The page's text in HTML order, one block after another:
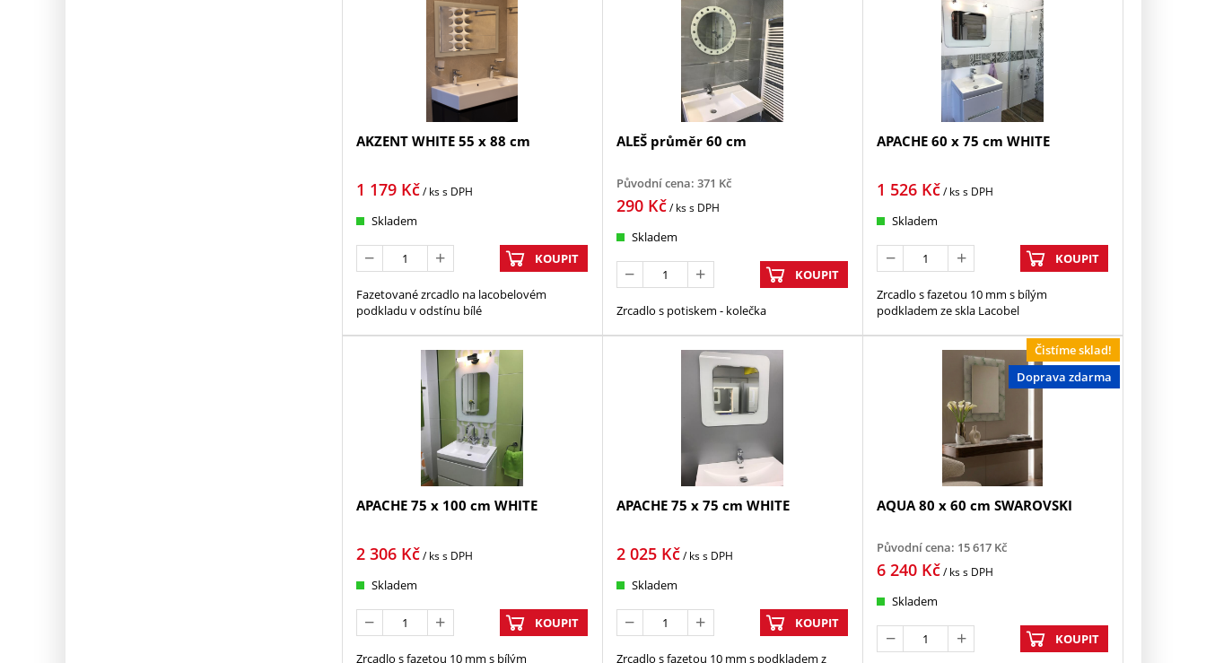
AKZENT WHITE 55 x 88 cm
1 179Kč/ kss DPH
Skladem
KOUPIT
Fazetované zrcadlo na lacobelovém
podkladu v odstínu bílé
ALEŠ průměr 60 cm
Původní cena: 371 Kč
290Kč/ kss DPH
Skladem
KOUPIT
Zrcadlo s potiskem - kolečka
APACHE 60 x 75 cm WHITE
1 526 Kč/ kss DPH
Skladem
KOUPIT
Zrcadlo s fazetou 10 mm s bílým
podkladem ze skla Lacobel
APACHE 75 x 100 cm WHITE
2 306Kč/ kss DPH
Skladem
KOUPIT
Zrcadlo s fazetou 10 mm s bílým
APACHE 75 x 75 cm WHITE
2 025Kč/ kss DPH
Skladem
KOUPIT
Zrcadlo s fazetou 10 mm s podkladem z
Čistíme sklad!
Doprava zdarma
AQUA 80 x 60 cm SWAROVSKI
Původní cena: 15 617 Kč
6 240 Kč/ kss DPH
Skladem
KOUPIT